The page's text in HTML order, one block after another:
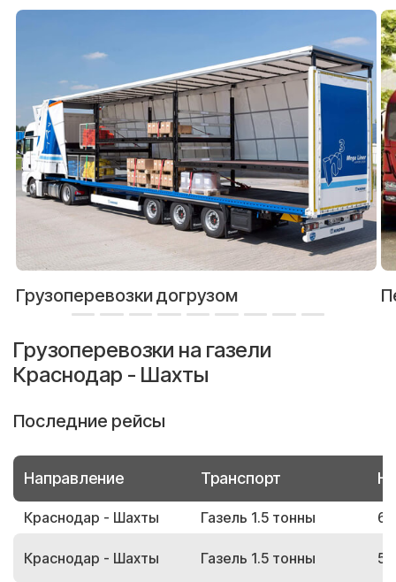
Грузоперевозки догрузом
Грузоперевозки на газели
Краснодар - Шахты
Последние рейсы
Направление Транспорт
Краснодар - Шахты Газель 1.5 тонны
Краснодар - Шахты Газель 1.5 тонны